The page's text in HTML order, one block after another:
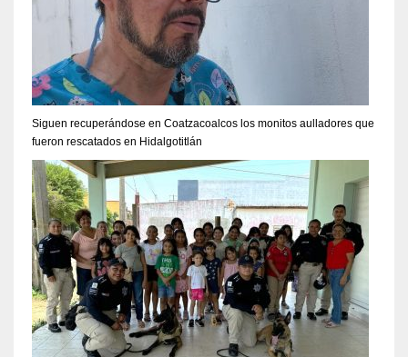
Siguen recuperándose en Coatzacoalcos los monitos aulladores que
fueron rescatados en Hidalgotitlán